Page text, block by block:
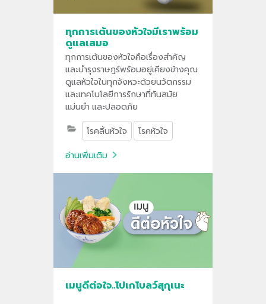
ทุกการเต้นของหัวใจมีเราพร้อม
ดูแลเสมอ
ทุกการเต้นของหัวใจคือเรื่องสำคัญ
และบำรุงราษฎร์พร้อมอยู่เคียงข้างคุณ
ดูแลหัวใจในทุกจังหวะด้วยนวัตกรรม
และเทคโนโลยีการรักษาที่ทันสมัย
แม่นยำ และปลอดภัย
โรคลิ้นหัวใจ โรคหัวใจ
อ่านเพิ่มเติม
เมนูดีต่อใจ..โปเกโบลว์สุกุเนะ